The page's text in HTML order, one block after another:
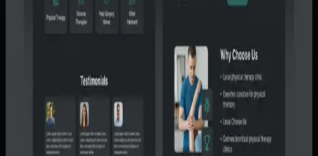
Apa yang akan Anda dapat dari artikel ini
Lanjutkan ke tahap berikutnya
Kalau topiknya sudah dekat dengan kebutuhan